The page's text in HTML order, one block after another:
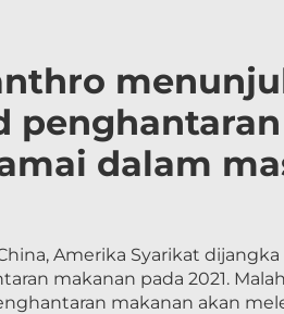
dalam
Amerika Syarikat
makanan pada 2021.
makanan akan